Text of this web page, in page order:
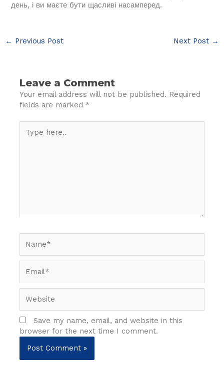
день, і ви маєте бути щасливі насамперед.
← Previous Post Next Post →
Leave a Comment
Your email address will not be published. Required
fields are marked *
here..
Save my name, email, and website in this
browser for the next time I comment.